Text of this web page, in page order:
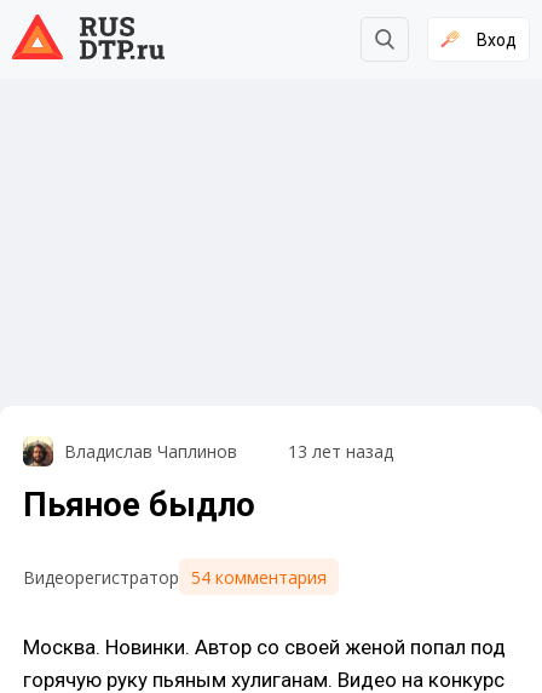
Вход
Владислав Чаплинов 13 лет назад
Пьяное быдло
Видеорегистратор 54 комментария
Москва. Новинки. Автор со своей женой попал под
горячую руку пьяным хулиганам. Видео на конкурс